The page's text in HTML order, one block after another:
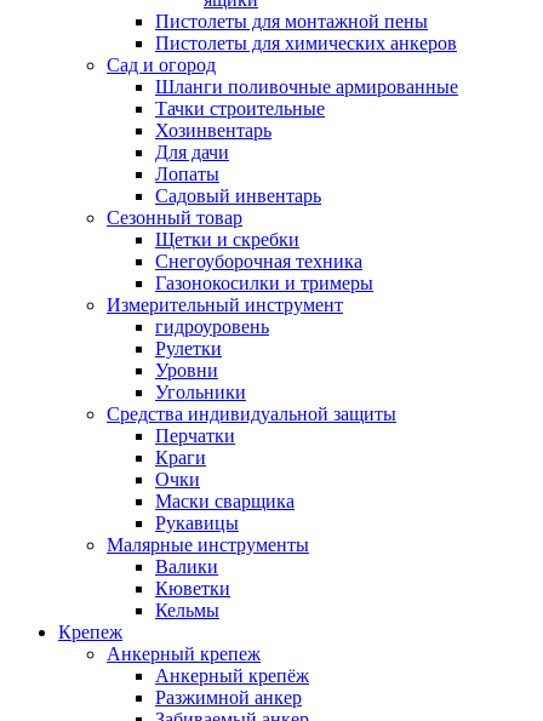
Пистолеты для монтажной пены
Пистолеты для химических анкеров
Сад и огород
Шланги поливочные армированные
Тачки строительные
Хозинвентарь
Для дачи
Лопаты
Садовый инвентарь
Сезонный товар
Щетки и скребки
Снегоуборочная техника
Газонокосилки и тримеры
Измерительный инструмент
гидроуровень
Рулетки
Уровни
Угольники
Средства индивидуальной защиты
Перчатки
Краги
Очки
Маски сварщика
Рукавицы
Малярные инструменты
Валики
Кюветки
Кельмы
Крепеж
Анкерный крепеж
Анкерный крепёж
Разжимной анкер